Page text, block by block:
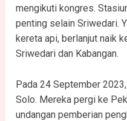
mengikuti kongres.
penting selain Sriwedari.
kereta api, berlanjut naik
Sriwedari dan Kabangan.
Pada 24 September
Solo. Mereka pergi ke
undangan pemberian